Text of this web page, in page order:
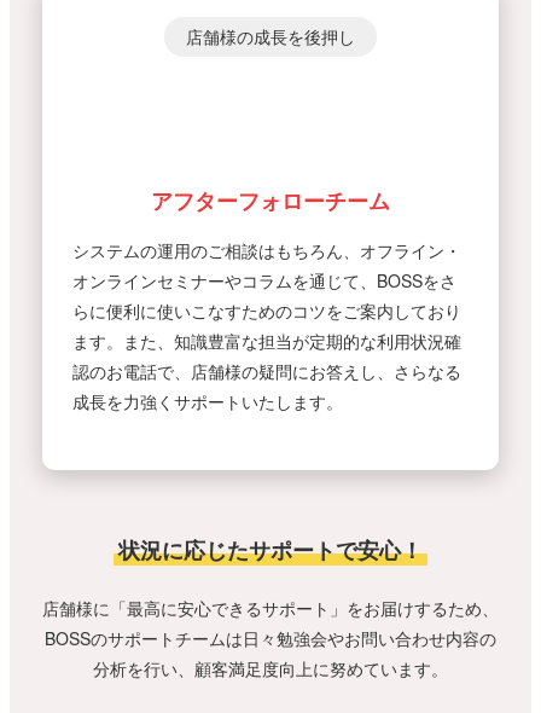
店舗様の成長を後押し
アフターフォローチーム
システムの運用のご相談はもちろん、オフライン・
オンラインセミナーやコラムを通じて、BOSSをさ
らに便利に使いこなすためのコツをご案内しており
ます。また、知識豊富な担当が定期的な利用状況確
認のお電話で、店舗様の疑問にお答えし、さらなる
成長を力強くサポートいたします。
状況に応じたサポートで安心！
店舗様に「最高に安心できるサポート」をお届けするため、
BOSSのサポートチームは日々勉強会やお問い合わせ内容の
分析を行い、顧客満足度向上に努めています。